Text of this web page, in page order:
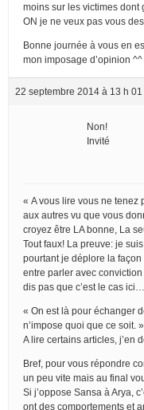
moins sur les victimes dont
ON je ne veux pas vous
Bonne journée à vous en
mon imposage d’opinion ^^
22 septembre 2014 à 13 h 01
Non!
Invité
« A vous lire vous ne tenez
aux autres vu que vous
croyez être LA bonne, La
Tout faux! La preuve: je
pourtant je déplore la
entre parler avec
dis pas que c’est le cas
« On est là pour échanger
n’impose quoi que ce soit. »
A lire certains articles, j’en
Bref, pour vous répondre
un peu vite mais au final
Si j’oppose Sansa à Arya,
ont des comportements et